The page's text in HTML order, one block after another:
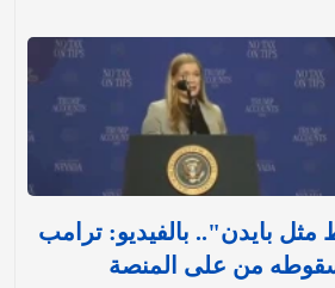
مثل بايدن".. بالفيديو: ترامب
سقوطه من على المنصة